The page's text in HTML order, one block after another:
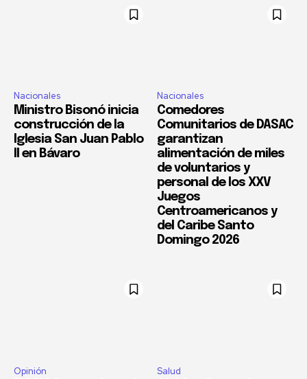
Nacionales
Ministro Bisonó inicia
construcción de la
Iglesia San Juan Pablo
II en Bávaro
Nacionales
Comedores
Comunitarios de DASAC
garantizan
alimentación de miles
de voluntarios y
personal de los XXV
Juegos
Centroamericanos y
del Caribe Santo
Domingo 2026
Opinión Salud